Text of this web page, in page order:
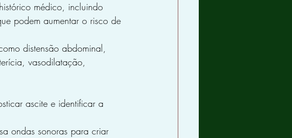
médico, incluindo
podem aumentar o risco de
distensão abdominal,
vasodilatação,
ascite e identificar a
ondas sonoras para criar